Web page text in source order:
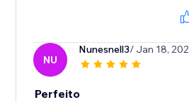
NU
Nunesnell3/ Jan 18,
Perfeito